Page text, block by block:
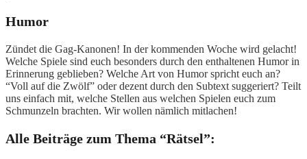
Humor
Zündet die Gag-Kanonen! In der kommenden Woche wird gelacht!
Welche Spiele sind euch besonders durch den enthaltenen Humor in
Erinnerung geblieben? Welche Art von Humor spricht euch an?
“Voll auf die Zwölf” oder dezent durch den Subtext suggeriert? Teilt
uns einfach mit, welche Stellen aus welchen Spielen euch zum
Schmunzeln brachten. Wir wollen nämlich mitlachen!
Alle Beiträge zum Thema “Rätsel”: